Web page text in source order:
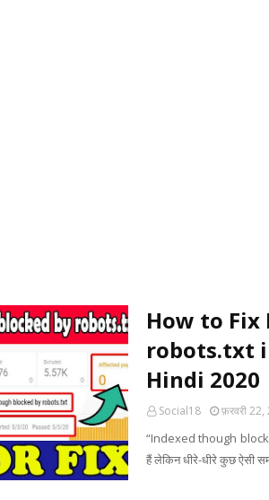
How to
robots.txt
Hindi 2020
Social18 फ़रवरी
“Indexed though
हैं लेकिन धीरे-धीरे कुछ ऐसी